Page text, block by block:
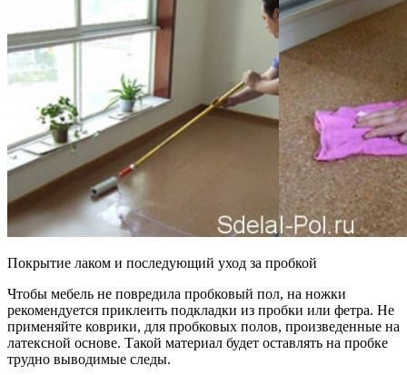
Покрытие лаком и последующий уход за пробкой
Чтобы мебель не повредила пробковый пол, на ножки
рекомендуется приклеить подкладки из пробки или фетра. Не
применяйте коврики, для пробковых полов, произведенные на
латексной основе. Такой материал будет оставлять на пробке
трудно выводимые следы.